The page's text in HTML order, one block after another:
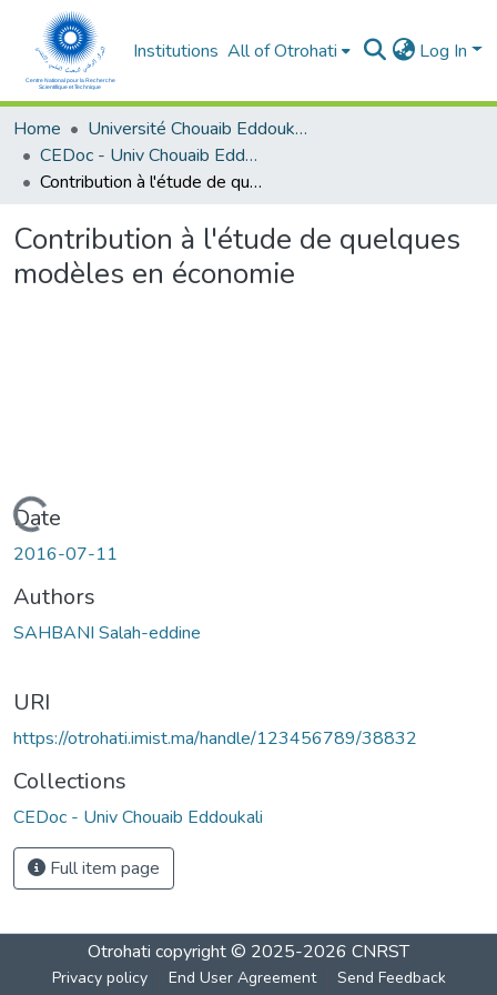
Institutions All of Otrohati Log In
Home
Université Chouaib Eddoukali - El Jadida
CEDoc - Univ Chouaib Eddoukali
Contribution à l'étude de quelques modèles en économie
Contribution à l'étude de quelques
modèles en économie
Loading...
Date
2016-07-11
Authors
SAHBANI Salah-eddine
URI
https://otrohati.imist.ma/handle/123456789/38832
Collections
CEDoc - Univ Chouaib Eddoukali
Full item page
Otrohati copyright © 2025-2026 CNRST
Privacy policy End User Agreement Send Feedback